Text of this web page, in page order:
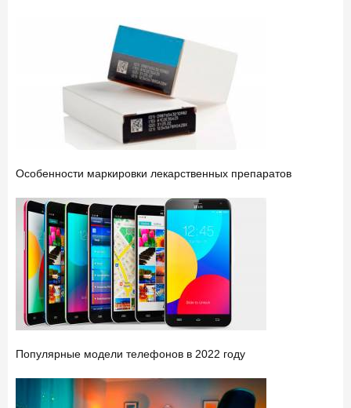
Особенности маркировки лекарственных препаратов
Популярные модели телефонов в 2022 году